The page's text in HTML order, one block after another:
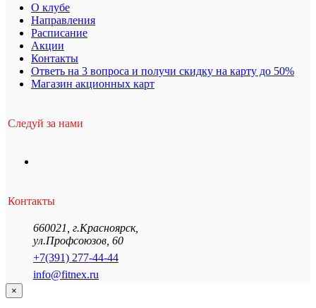
О клубе
Направления
Расписание
Акции
Контакты
Ответь на 3 вопроса и получи скидку на карту до 50%
Магазин акционных карт
Следуй за нами
Контакты
660021 г.Красноярск,
ул.Профсоюзов, 60
+7(391) 277-44-44
info@fitnex.ru
×